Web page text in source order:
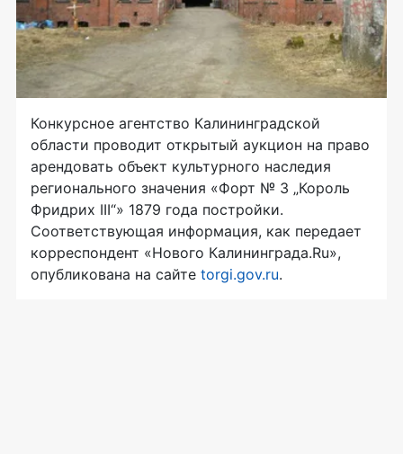
Конкурсное агентство Калининградской
области проводит открытый аукцион на право
арендовать объект культурного наследия
регионального значения «Форт № 3 „Король
Фридрих III“» 1879 года постройки.
Соответствующая информация, как передает
корреспондент «Нового Калининграда.Ru»,
опубликована на сайте torgi.gov.ru.